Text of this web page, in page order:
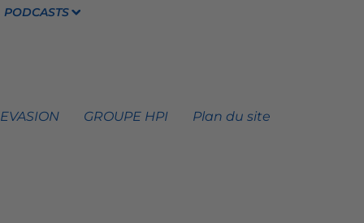
PODCASTS
GROUPE HPI Plan du site